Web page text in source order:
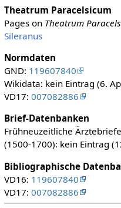
Theatrum Paracelsicum
Pages on Theatrum
Sileranus
Normdaten
GND: 119607840
Wikidata: kein Eintrag (6.
VD17: 007082886
Brief-Datenbanken
Frühneuzeitliche
(1500-1700): kein Eintrag
Bibliographische
VD16: 119607840
VD17: 007082886